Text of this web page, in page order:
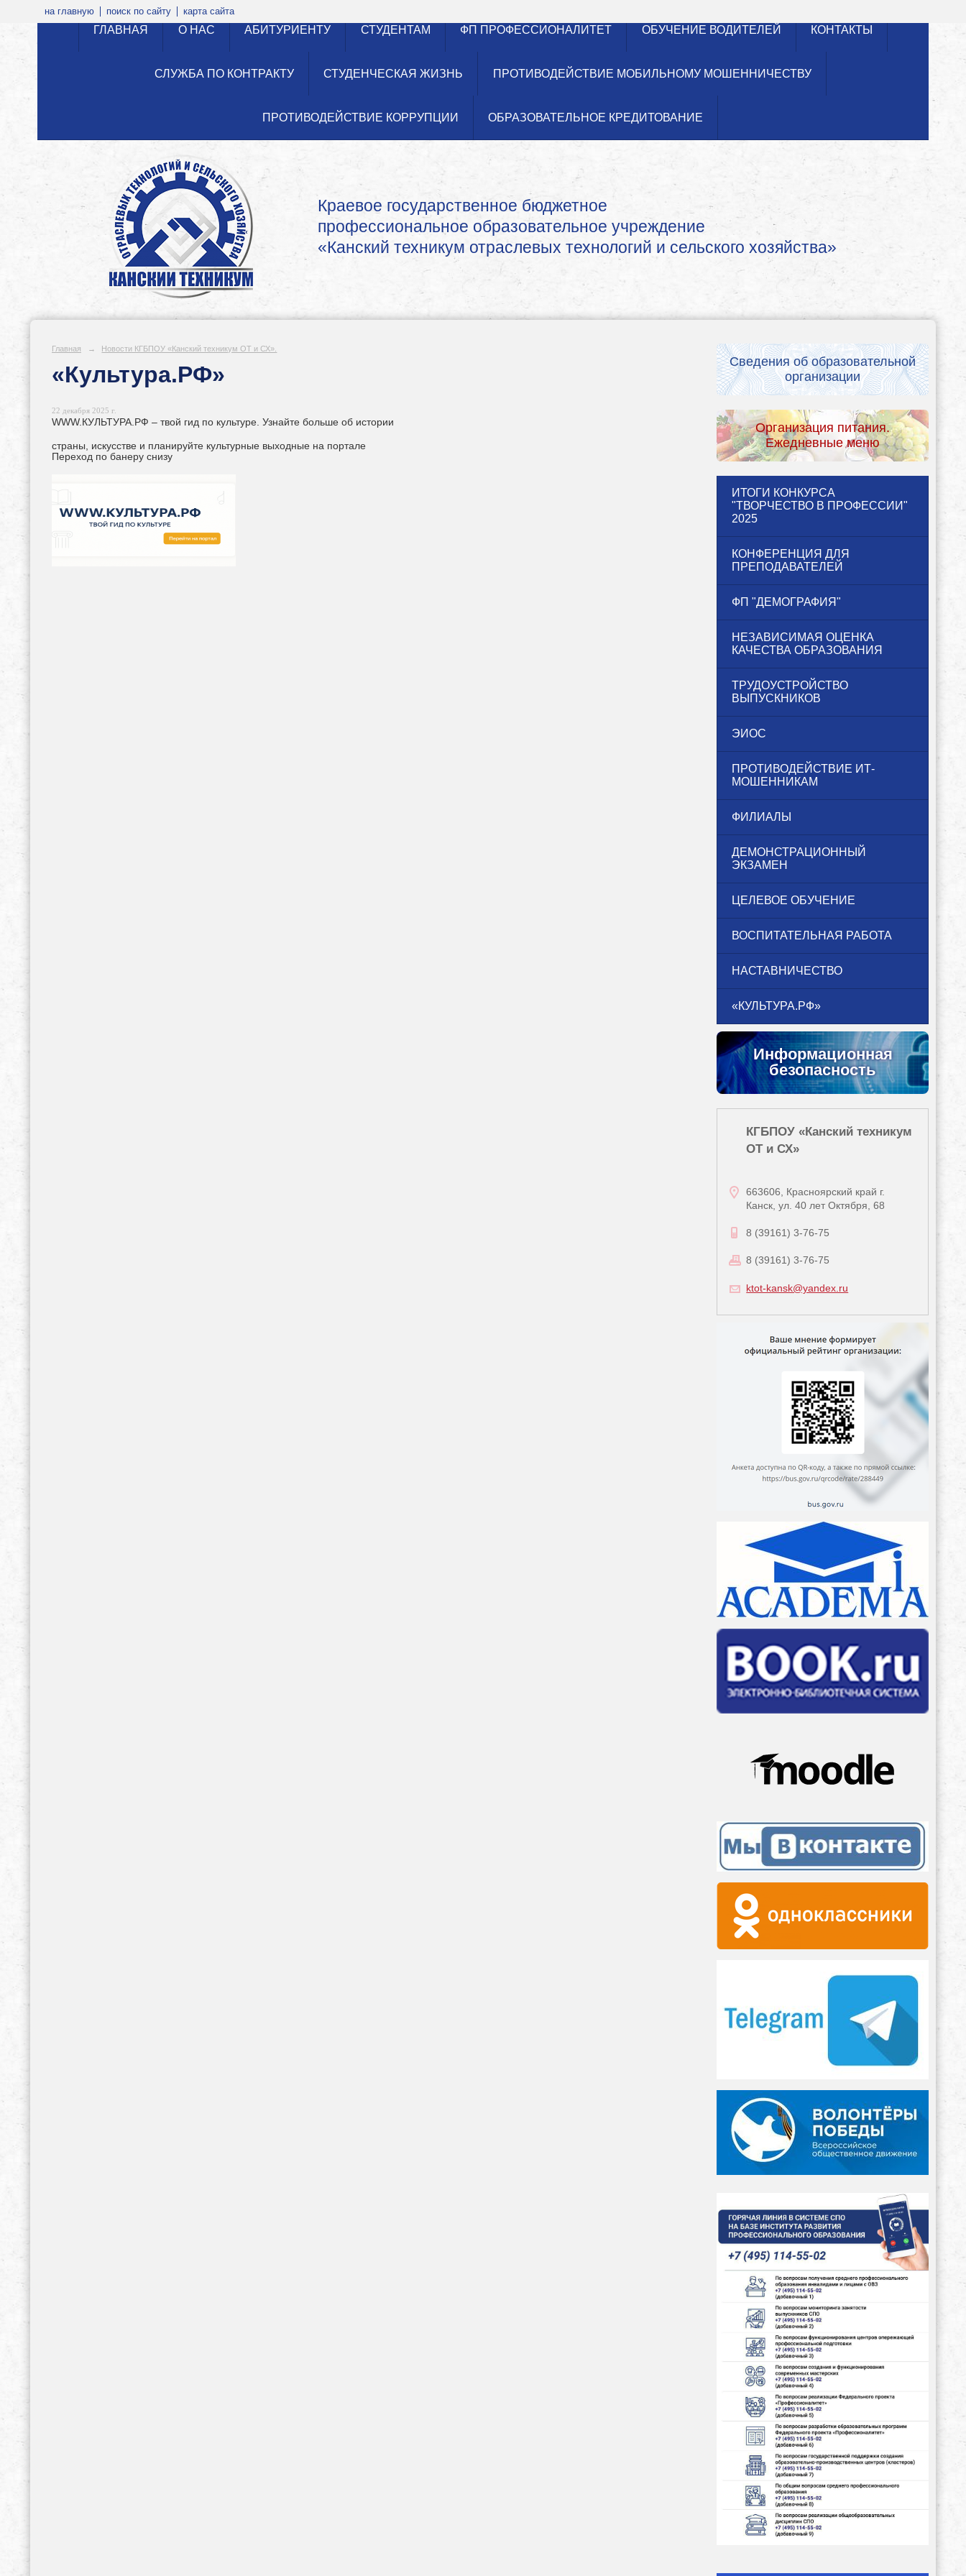
на главную поиск по сайту карта сайта
ГЛАВНАЯ О НАС АБИТУРИЕНТУ СТУДЕНТАМ ФП ПРОФЕССИОНАЛИТЕТ ОБУЧЕНИЕ ВОДИТЕЛЕЙ КОНТАКТЫ
СЛУЖБА ПО КОНТРАКТУ СТУДЕНЧЕСКАЯ ЖИЗНЬ ПРОТИВОДЕЙСТВИЕ МОБИЛЬНОМУ МОШЕННИЧЕСТВУ
ПРОТИВОДЕЙСТВИЕ КОРРУПЦИИ ОБРАЗОВАТЕЛЬНОЕ КРЕДИТОВАНИЕ
Краевое государственное бюджетное
профессиональное образовательное учреждение
«Канский техникум отраслевых технологий и сельского хозяйства»
Главная → Новости КГБПОУ «Канский техникум ОТ и СХ».
«Культура.РФ»
22 декабря 2025 г.
WWW.КУЛЬТУРА.РФ – твой гид по культуре. Узнайте больше об истории
страны, искусстве и планируйте культурные выходные на портале
Переход по банеру снизу
Сведения об образовательной
организации
Организация питания.
Ежедневные меню
ИТОГИ КОНКУРСА
"ТВОРЧЕСТВО В ПРОФЕССИИ"
2025
КОНФЕРЕНЦИЯ ДЛЯ
ПРЕПОДАВАТЕЛЕЙ
ФП "ДЕМОГРАФИЯ"
НЕЗАВИСИМАЯ ОЦЕНКА
КАЧЕСТВА ОБРАЗОВАНИЯ
ТРУДОУСТРОЙСТВО
ВЫПУСКНИКОВ
ЭИОС
ПРОТИВОДЕЙСТВИЕ ИТ-
МОШЕННИКАМ
ФИЛИАЛЫ
ДЕМОНСТРАЦИОННЫЙ
ЭКЗАМЕН
ЦЕЛЕВОЕ ОБУЧЕНИЕ
ВОСПИТАТЕЛЬНАЯ РАБОТА
НАСТАВНИЧЕСТВО
«КУЛЬТУРА.РФ»
Информационная
безопасность
КГБПОУ «Канский техникум
ОТ и СХ»
663606, Красноярский край г.
Канск, ул. 40 лет Октября, 68
8 (39161) 3-76-75
8 (39161) 3-76-75
ktot-kansk@yandex.ru